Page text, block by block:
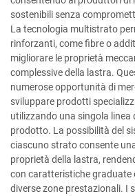
sostenibili senza
La tecnologia multistrato
rinforzanti, come fibre o
migliorare le proprietà
complessive della lastra.
numerose opportunità di
sviluppare prodotti
utilizzando una singola linea
prodotto. La possibilità del
ciascuno strato consente
proprietà della lastra,
con caratteristiche
diverse zone prestazionali. I